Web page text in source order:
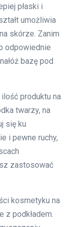
płaski i
umożliwia
skórze. Zanim
odpowiednie
bazę pod
produktu na
twarzy, na
się ku
i pewne ruchy,
zastosować
kosmetyku na
z podkładem.